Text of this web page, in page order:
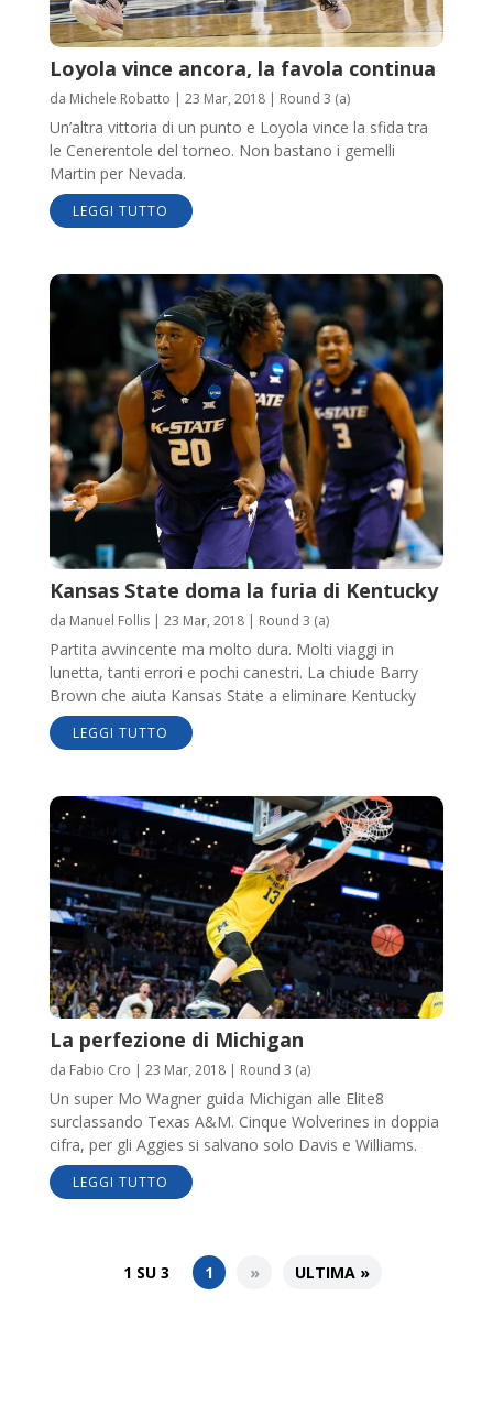
Loyola vince ancora, la favola continua
da Michele Robatto | 23 Mar, 2018| Round 3 (a)
Un’altra vittoria di un punto e Loyola vince la sfida tra
le Cenerentole del torneo. Non bastano i gemelli
Martin per Nevada.
LEGGI TUTTO
Kansas State doma la furia di Kentucky
da Manuel Follis| 23 Mar, 2018| Round 3 (a)
Partita avvincente ma molto dura. Molti viaggi in
lunetta, tanti errori e pochi canestri. La chiude Barry
Brown che aiuta Kansas State a eliminare Kentucky
LEGGI TUTTO
La perfezione di Michigan
da Fabio Cro | 23 Mar, 2018| Round 3 (a)
Un super Mo Wagner guida Michigan alle Elite8
surclassando Texas A&M. Cinque Wolverines in doppia
cifra, per gli Aggies si salvano solo Davis e Williams.
LEGGI TUTTO
1 SU 3 1 » ULTIMA »